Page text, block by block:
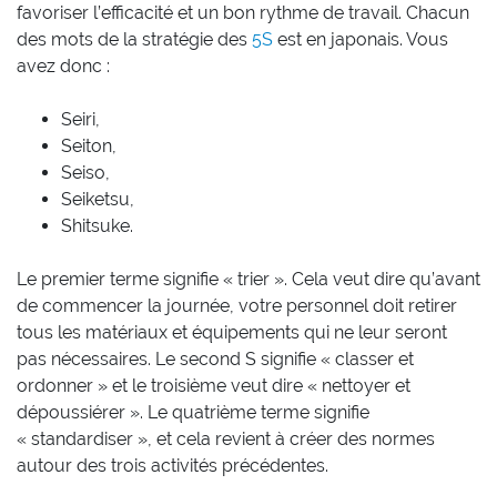
favoriser l’efficacité et un bon rythme de travail. Chacun
des mots de la stratégie des 5S est en japonais. Vous
avez donc :
Seiri,
Seiton,
Seiso,
Seiketsu,
Shitsuke.
Le premier terme signifie « trier ». Cela veut dire qu’avant
de commencer la journée, votre personnel doit retirer
tous les matériaux et équipements qui ne leur seront
pas nécessaires. Le second S signifie « classer et
ordonner » et le troisième veut dire « nettoyer et
dépoussiérer ». Le quatrième terme signifie
« standardiser », et cela revient à créer des normes
autour des trois activités précédentes.